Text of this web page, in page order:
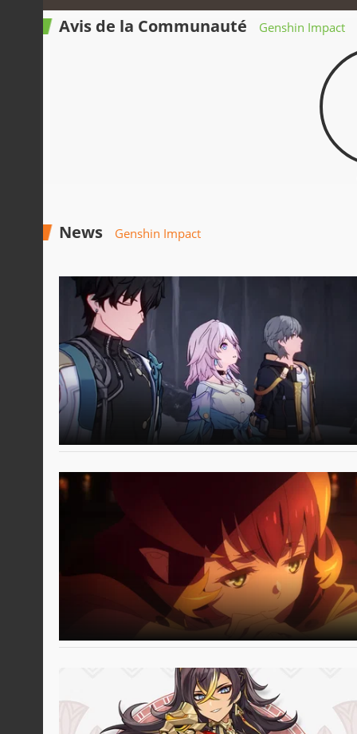
Avis de la Communauté Genshin Impact
News Genshin Impact